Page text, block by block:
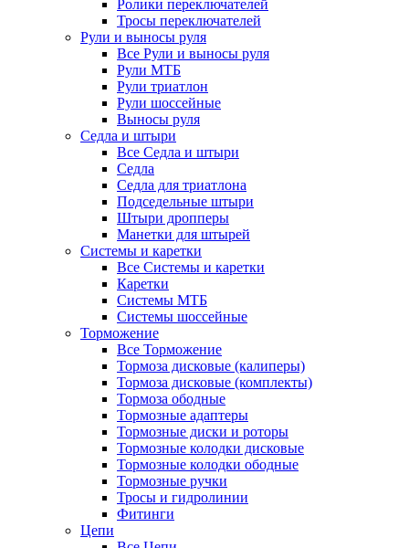
Ролики переключателей
Тросы переключателей
Рули и выносы руля
Все Рули и выносы руля
Рули МТБ
Рули триатлон
Рули шоссейные
Выносы руля
Седла и штыри
Все Седла и штыри
Седла
Седла для триатлона
Подседельные штыри
Штыри дропперы
Манетки для штырей
Системы и каретки
Все Системы и каретки
Каретки
Системы МТБ
Системы шоссейные
Торможение
Все Торможение
Тормоза дисковые (калиперы)
Тормоза дисковые (комплекты)
Тормоза ободные
Тормозные адаптеры
Тормозные диски и роторы
Тормозные колодки дисковые
Тормозные колодки ободные
Тормозные ручки
Тросы и гидролинии
Фитинги
Цепи